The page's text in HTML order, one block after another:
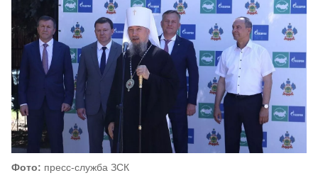
Фото: пресс-служба ЗСК